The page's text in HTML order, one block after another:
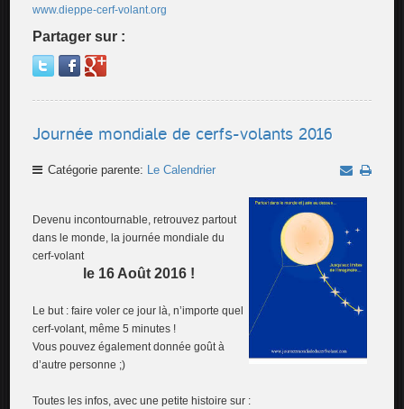
www.dieppe-cerf-volant.org
Partager sur :
Journée mondiale de cerfs-volants 2016
Catégorie parente: Le Calendrier
Devenu incontournable, retrouvez partout
dans le monde, la journée mondiale du
cerf-volant
le 16 Août 2016 !
Le but : faire voler ce jour là, n’importe quel
cerf-volant, même 5 minutes !
Vous pouvez également donnée goût à
d’autre personne ;)
Toutes les infos, avec une petite histoire sur :